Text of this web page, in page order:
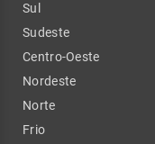
Sul
Sudeste
Centro-Oeste
Nordeste
Norte
Frio